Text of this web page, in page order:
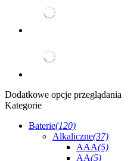
Dodatkowe opcje przeglądania
Kategorie
Baterie(120)
Alkaliczne(37)
AAA(5)
AA(5)